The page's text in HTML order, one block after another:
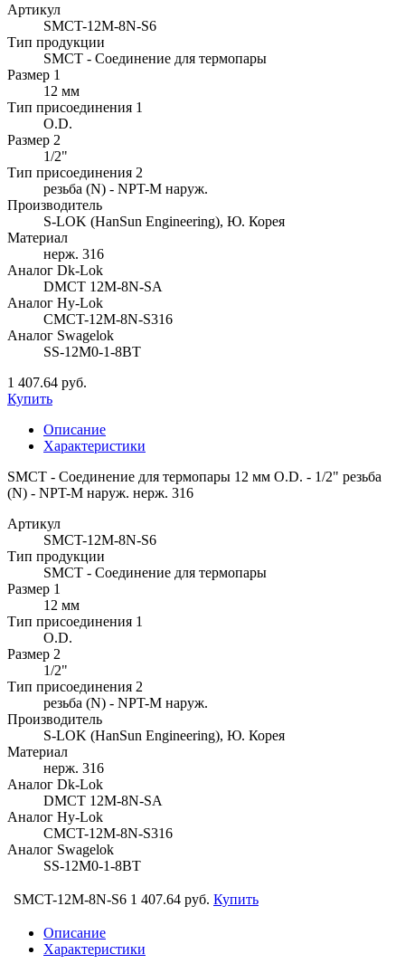
Артикул
SMCT-12M-8N-S6
Тип продукции
SMCT - Соединение для термопары
Размер 1
12 мм
Тип присоединения 1
O.D.
Размер 2
1/2"
Тип присоединения 2
резьба (N) - NPT-M наруж.
Производитель
S-LOK (HanSun Engineering), Ю. Корея
Материал
нерж. 316
Аналог Dk-Lok
DMCT 12M-8N-SA
Аналог Hy-Lok
CMCT-12M-8N-S316
Аналог Swagelok
SS-12M0-1-8BT
1 407.64 руб.
Купить
Описание
Характеристики
SMCT - Соединение для термопары 12 мм O.D. - 1/2" резьба
(N) - NPT-M наруж. нерж. 316
Артикул
SMCT-12M-8N-S6
Тип продукции
SMCT - Соединение для термопары
Размер 1
12 мм
Тип присоединения 1
O.D.
Размер 2
1/2"
Тип присоединения 2
резьба (N) - NPT-M наруж.
Производитель
S-LOK (HanSun Engineering), Ю. Корея
Материал
нерж. 316
Аналог Dk-Lok
DMCT 12M-8N-SA
Аналог Hy-Lok
CMCT-12M-8N-S316
Аналог Swagelok
SS-12M0-1-8BT
SMCT-12M-8N-S6 1 407.64 руб. Купить
Описание
Характеристики